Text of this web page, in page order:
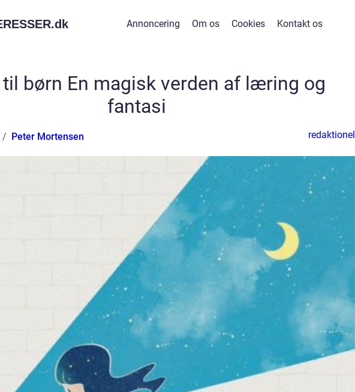
dk Annoncering Om os Cookies Kontakt os
til børn En magisk verden af læring og
fantasi
Peter Mortensen redaktionel